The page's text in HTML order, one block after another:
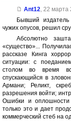
Ant12, 22 марта
Бывший
чужих опусов, решил
Абсолютно
«существо»...
рассказе Кинга
ситуации: с
столом во время
спускающийся в
Армани; Реликт,
разрешения войти;
Ошибки и
только это и дает
коммерческий стеб на